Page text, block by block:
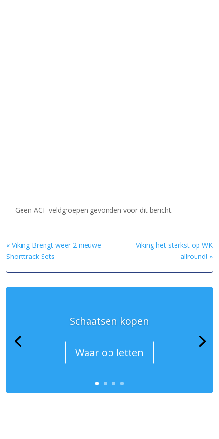
Geen ACF-veldgroepen gevonden voor dit bericht.
« Viking Brengt weer 2 nieuwe
Shorttrack Sets
Viking het sterkst op WK
allround! »
Schaatsen kopen
Waar op letten